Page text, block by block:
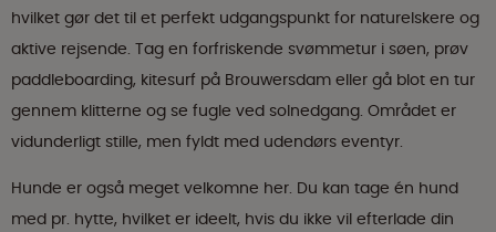
hvilket gør det til et perfekt udgangspunkt for naturelskere og
aktive rejsende. Tag en forfriskende svømmetur i søen, prøv
paddleboarding, kitesurf på Brouwersdam eller gå blot en tur
gennem klitterne og se fugle ved solnedgang. Området er
vidunderligt stille, men fyldt med udendørs eventyr.
Hunde er også meget velkomne her. Du kan tage én hund
med pr. hytte, hvilket er ideelt, hvis du ikke vil efterlade din